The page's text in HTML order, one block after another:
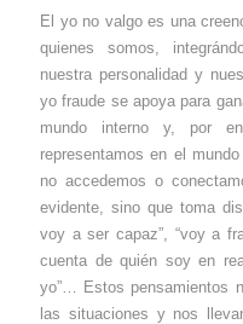
El yo no valgo es una
quienes somos,
nuestra personalidad y
yo fraude se apoya para
mundo interno y, por
representamos en el
no accedemos o
evidente, sino que toma
voy a ser capaz”, “voy a
cuenta de quién soy en
yo”… Estos pensamientos
las situaciones y nos